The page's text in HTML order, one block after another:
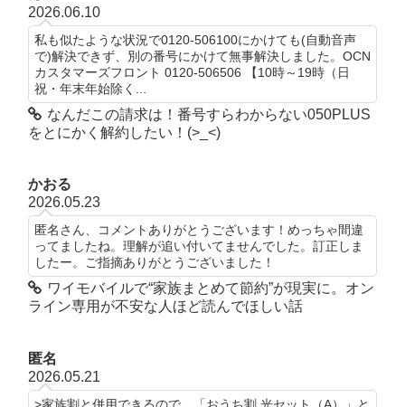
2026.06.10
私も似たような状況で0120-506100にかけても(自動音声
で)解決できず、別の番号にかけて無事解決しました。OCN
カスタマーズフロント 0120-506506 【10時～19時（日
祝・年末年始除く...
なんだこの請求は！番号すらわからない050PLUS
をとにかく解約したい！(>_<)
かおる
2026.05.23
匿名さん、コメントありがとうございます！めっちゃ間違
ってましたね。理解が追い付いてませんでした。訂正しま
したー。ご指摘ありがとうございました！
ワイモバイルで“家族まとめて節約”が現実に。オン
ライン専用が不安な人ほど読んでほしい話
匿名
2026.05.21
>家族割と併用できるので、「おうち割 光セット（A）」と